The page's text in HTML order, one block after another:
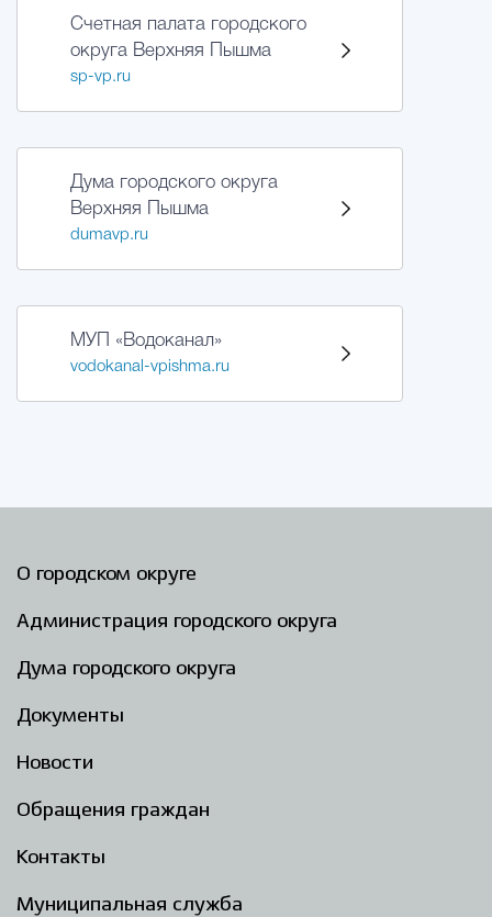
Счетная палата городского
округа Верхняя Пышма
sp-vp.ru
Дума городского округа
Верхняя Пышма
dumavp.ru
МУП «Водоканал»
vodokanal-vpishma.ru
О городском округе
Администрация городского округа
Дума городского округа
Документы
Новости
Обращения граждан
Контакты
Муниципальная служба